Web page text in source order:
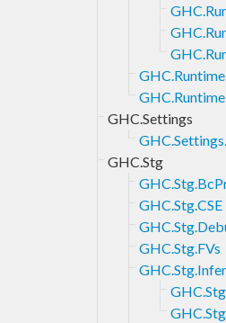
GHC.Settings
GHC.Stg
GHC.Stg.CSE
GHC.Stg.FVs